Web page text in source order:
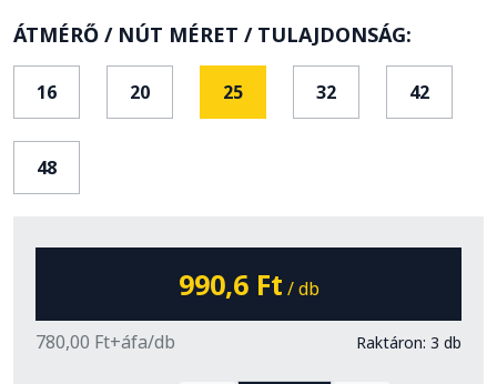
ÁTMÉRŐ / NÚT MÉRET / TULAJDONSÁG:
16 20 25 32 42
48
990,6 Ft / db
780,00 Ft+áfa/db Raktáron: 3 db